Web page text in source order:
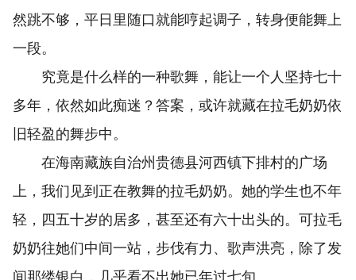
然跳不够，平日里随口就能哼起调子，转身便能舞上
一段。
究竟是什么样的一种歌舞，能让一个人坚持七十
多年，依然如此痴迷？答案，或许就藏在拉毛奶奶依
旧轻盈的舞步中。
在海南藏族自治州贵德县河西镇下排村的广场
上，我们见到正在教舞的拉毛奶奶。她的学生也不年
轻，四五十岁的居多，甚至还有六十出头的。可拉毛
奶奶往她们中间一站，步伐有力、歌声洪亮，除了发
间那缕银白，几乎看不出她已年过七旬。